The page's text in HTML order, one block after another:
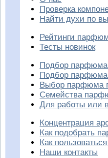
Проверка
Найти духи по
Рейтинги
Тесты новинок
Подбор парфюма
Подбор
Выбор парфюма
Семейства
Для работы или
Концентрация
Как подобрать
Как
Наши контакты